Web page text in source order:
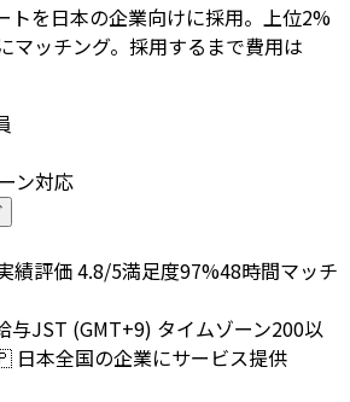
トを日本の企業向けに採用。上位2%
マッチング。採用するまで費用は
ン対応
績評価 4.8/5満足度97%48時間マッチ
与JST (GMT+9) タイムゾーン200以
日本全国の企業にサービス提供